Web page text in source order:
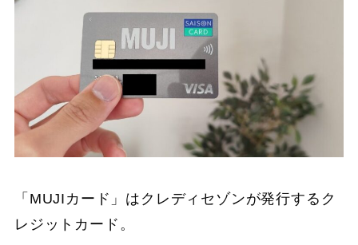
「MUJIカード」はクレディセゾンが発行するク
レジットカード。